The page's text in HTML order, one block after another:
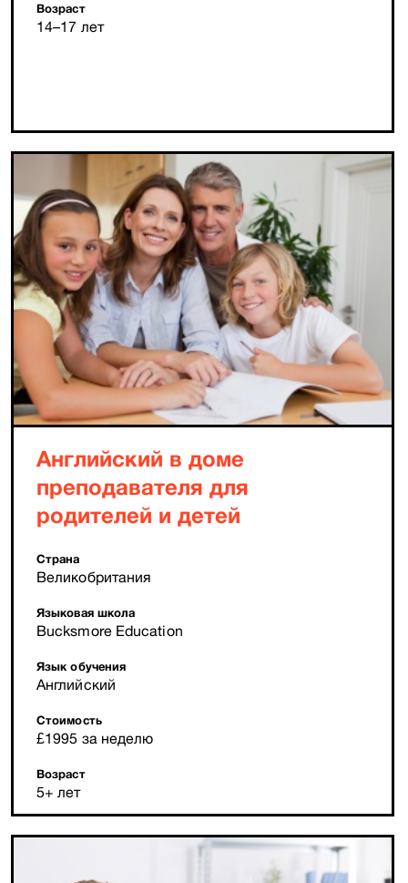
Возраст
14–17 лет
Английский в доме
преподавателя для
родителей и детей
Страна
Великобритания
Языковая школа
Bucksmore Education
Язык обучения
Английский
Стоимость
£1995 за неделю
Возраст
5+ лет